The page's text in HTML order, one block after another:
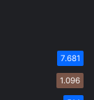
7.681
1.096